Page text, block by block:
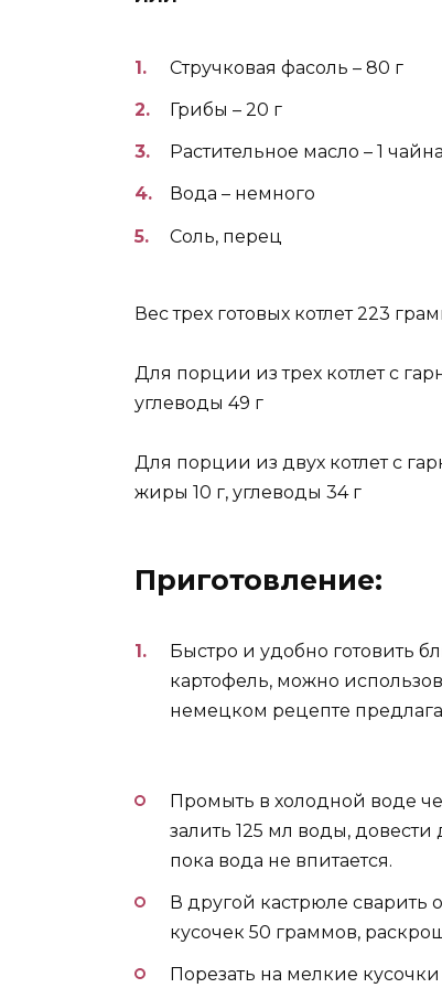
Стручковая фасоль – 80 г
Грибы – 20 г
Растительное масло – 1
Вода – немного
Соль, перец
Вес трех готовых котлет 223
Для порции из трех котлет с
углеводы 49 г
Для порции из двух котлет с
жиры 10 г, углеводы 34 г
Приготовление:
Быстро и удобно готовить
картофель, можно
немецком рецепте
Промыть в холодной воде
залить 125 мл воды,
пока вода не впитается.
В другой кастрюле сварить
кусочек 50 граммов,
Порезать на мелкие